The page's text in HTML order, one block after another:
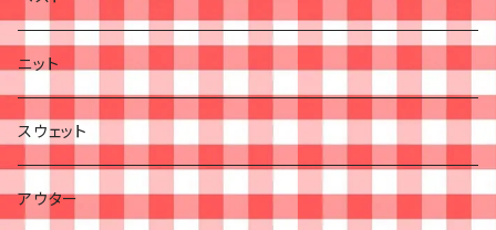
ニット
スウェット
アウター